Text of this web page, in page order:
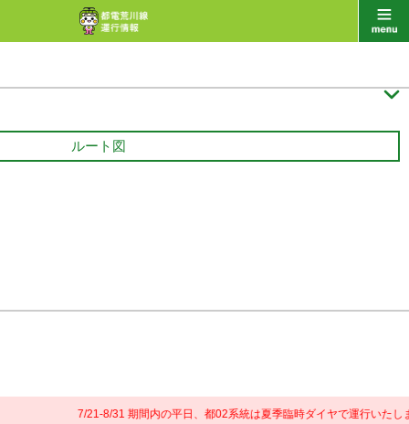

ルート図
7/21-8/31 期間内の平日、都02系統は夏季臨時ダイヤで運行いたします。